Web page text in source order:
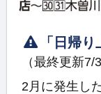
「日帰
（最終更新7/3
2月に発生し